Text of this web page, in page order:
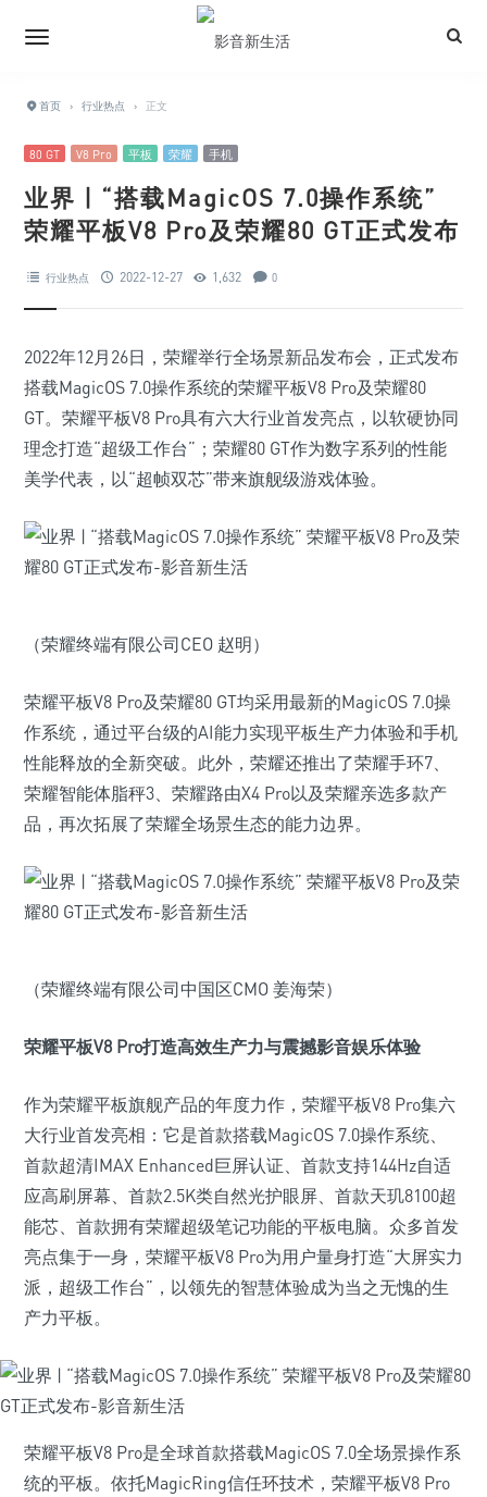
首页 › 行业热点 › 正文
80 GT V8 Pro 平板 荣耀 手机
业界 | “搭载MagicOS 7.0操作系统”
荣耀平板V8 Pro及荣耀80 GT正式发布
行业热点 2022-12-27 1,632 0
2022年12月26日，荣耀举行全场景新品发布会，正式发布
搭载MagicOS 7.0操作系统的荣耀平板V8 Pro及荣耀80
GT。荣耀平板V8 Pro具有六大行业首发亮点，以软硬协同
理念打造“超级工作台”；荣耀80 GT作为数字系列的性能
美学代表，以“超帧双芯”带来旗舰级游戏体验。
（荣耀终端有限公司CEO 赵明）
荣耀平板V8 Pro及荣耀80 GT均采用最新的MagicOS 7.0操
作系统，通过平台级的AI能力实现平板生产力体验和手机
性能释放的全新突破。此外，荣耀还推出了荣耀手环7、
荣耀智能体脂秤3、荣耀路由X4 Pro以及荣耀亲选多款产
品，再次拓展了荣耀全场景生态的能力边界。
（荣耀终端有限公司中国区CMO 姜海荣）
荣耀平板V8 Pro打造高效生产力与震撼影音娱乐体验
作为荣耀平板旗舰产品的年度力作，荣耀平板V8 Pro集六
大行业首发亮相：它是首款搭载MagicOS 7.0操作系统、
首款超清IMAX Enhanced巨屏认证、首款支持144Hz自适
应高刷屏幕、首款2.5K类自然光护眼屏、首款天玑8100超
能芯、首款拥有荣耀超级笔记功能的平板电脑。众多首发
亮点集于一身，荣耀平板V8 Pro为用户量身打造“大屏实力
派，超级工作台”，以领先的智慧体验成为当之无愧的生
产力平板。
荣耀平板V8 Pro是全球首款搭载MagicOS 7.0全场景操作系
统的平板。依托MagicRing信任环技术，荣耀平板V8 Pro